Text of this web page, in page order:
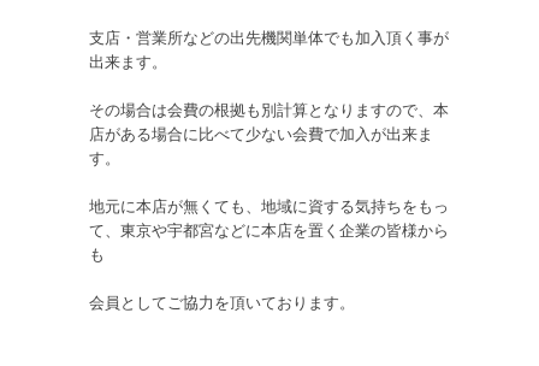
支店・営業所などの出先機関単体でも加入頂く事が
出来ます。
その場合は会費の根拠も別計算となりますので、本
店がある場合に比べて少ない会費で加入が出来ま
す。
地元に本店が無くても、地域に資する気持ちをもっ
て、東京や宇都宮などに本店を置く企業の皆様から
も
会員としてご協力を頂いております。